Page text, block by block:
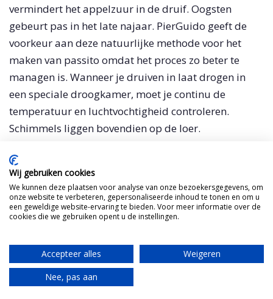
vermindert het appelzuur in de druif. Oogsten
gebeurt pas in het late najaar. PierGuido geeft de
voorkeur aan deze natuurlijke methode voor het
maken van passito omdat het proces zo beter te
managen is. Wanneer je druiven in laat drogen in
een speciale droogkamer, moet je continu de
temperatuur en luchtvochtigheid controleren.
Schimmels liggen bovendien op de loer.
Wij gebruiken cookies
We kunnen deze plaatsen voor analyse van onze bezoekersgegevens, om
onze website te verbeteren, gepersonaliseerde inhoud te tonen en om u
een geweldige website-ervaring te bieden. Voor meer informatie over de
cookies die we gebruiken opent u de instellingen.
Accepteer alles
Weigeren
Nee, pas aan